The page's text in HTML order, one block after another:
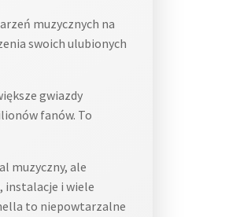
muzycznych na
swoich ulubionych
gwiazdy
fanów. To
muzyczny, ale
instalacje i wiele
to niepowtarzalne